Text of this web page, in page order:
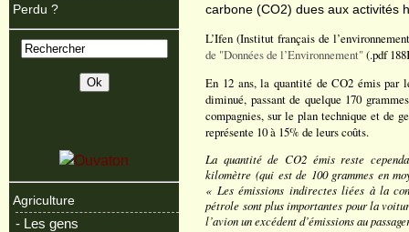
Perdu ?
Agriculture
- Les gens
carbone (CO2) dues aux activités
L’Ifen (Institut français de
de "Données de l’Environnement"(.pdf
En 12 ans, la quantité de CO2 émis par
diminué, passant de quelque 170
compagnies, sur le plan technique et de
représente 10 à 15% de leurs coûts.
La quantité de CO2 émis reste
kilomètre (qui est de 100 grammes en
« Les émissions indirectes liées à la
pétrole sont plus importantes pour la
l’avion un excédent d’émissions au